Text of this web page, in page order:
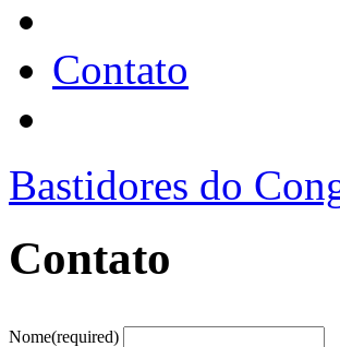
Contato
Bastidores do
Contato
Nome(required)